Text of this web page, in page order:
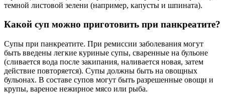
темной листовой зелени (например, капусты и шпината).
Какой суп можно приготовить при панкреатите?
Супы при панкреатите. При ремиссии заболевания могут
быть введены легкие куриные супы, сваренные на бульоне
(сливается вода после закипания, наливается новая, затем
действие повторяется). Супы должны быть на овощных
бульонах. В составе супов могут быть разрешенные овощи и
крупы, вареное нежирное мясо или рыба.